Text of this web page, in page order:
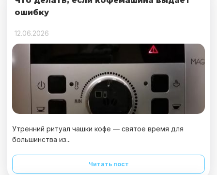
ошибку
12.06.2026
Утренний ритуал чашки кофе — святое время для
большинства из...
Читать пост